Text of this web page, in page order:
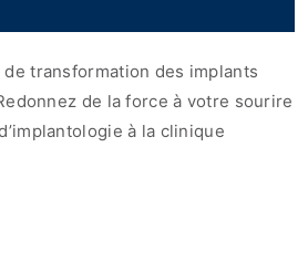
transformation des implants
de la force à votre sourire
à la clinique